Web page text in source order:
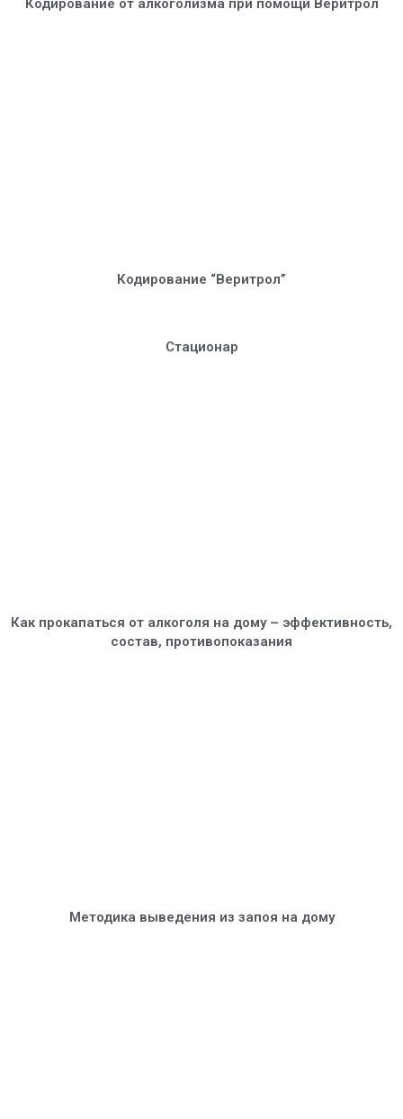
Кодирование от алкоголизма при помощи Веритрол
Кодирование “Веритрол”
Стационар
Как прокапаться от алкоголя на дому – эффективность,
состав, противопоказания
Методика выведения из запоя на дому